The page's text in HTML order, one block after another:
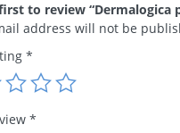
to review “Dermalogica
address will not be
*
*